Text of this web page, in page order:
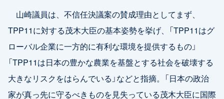
山崎議員は、不信任決議案の賛成理由としてまず、
TPP11に対する茂木大臣の基本姿勢を挙げ、「TPP11はグ
ローバル企業に一方的に有利な環境を提供するもの」
「TPP11は日本の豊かな農業を基盤とする社会を破壊する
大きなリスクをはらんでいる」などと指摘。「日本の政治
家が真っ先に守るべきものを見失っている茂木大臣に国際